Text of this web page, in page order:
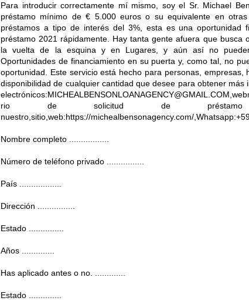
Para introducir correctamente mí mismo, soy el Sr. Michael
préstamo mínimo de € 5.000 euros o su equivalente en
préstamos a tipo de interés del 3%, esta es una oportunidad
préstamo 2021 rápidamente. Hay tanta gente afuera que busca
la vuelta de la esquina y en Lugares, y aún así no
Oportunidades de financiamiento en su puerta y, como tal, no
oportunidad. Este servicio está hecho para personas,
disponibilidad de cualquier cantidad que desee para obtener
rio de solicitud de préstamo y
nuestro,sitio,web:https://michealbensonagency.com/
Nombre completo .................
Número de teléfono privado ................
País ..................
Dirección ................
Estado ...............
Años ..............
Has aplicado antes o no. .............
Estado ..............